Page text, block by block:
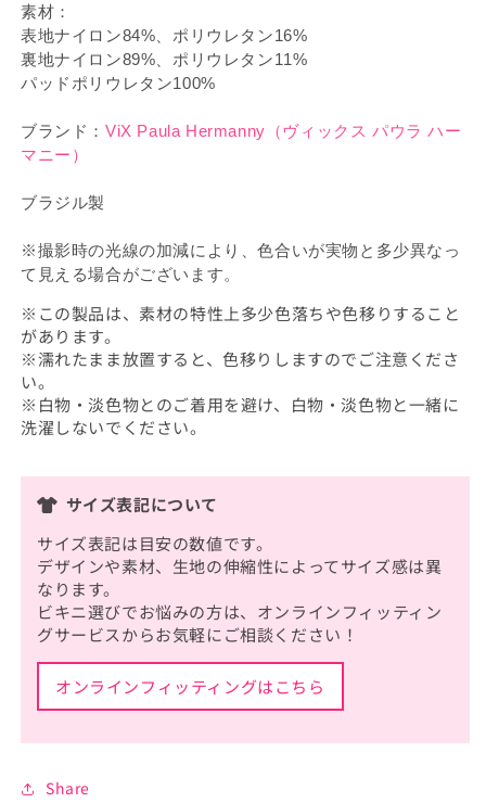
素材：
表地ナイロン84%、ポリウレタン16%
裏地ナイロン89%、ポリウレタン11%
パッドポリウレタン100%
ブランド： ViX Paula Hermanny（ヴィックス パウラ ハー
マニー）
ブラジル製
※撮影時の光線の加減により、色合いが実物と多少異なっ
て見える場合がございます。
※この製品は、素材の特性上多少色落ちや色移りすること
があります。
※濡れたまま放置すると、色移りしますのでご注意くださ
い。
※白物・淡色物とのご着用を避け、白物・淡色物と一緒に
洗濯しないでください。
サイズ表記について
サイズ表記は目安の数値です。
デザインや素材、生地の伸縮性によってサイズ感は異
なります。
ビキニ選びでお悩みの方は、オンラインフィッティン
グサービスからお気軽にご相談ください！
オンラインフィッティングはこちら
Share